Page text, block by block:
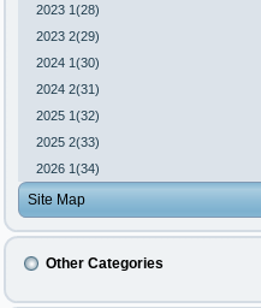
2023 1(28)
2023 2(29)
2024 1(30)
2024 2(31)
2025 1(32)
2025 2(33)
2026 1(34)
Site Map
Other Categories